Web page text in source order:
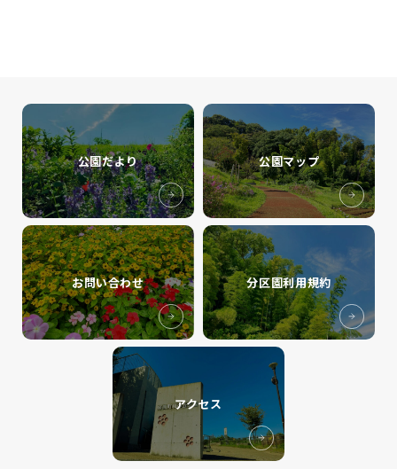
公園だより 公園マップ
お問い合わせ 分区園利用規約
アクセス